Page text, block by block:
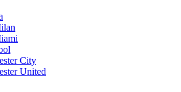
City
United